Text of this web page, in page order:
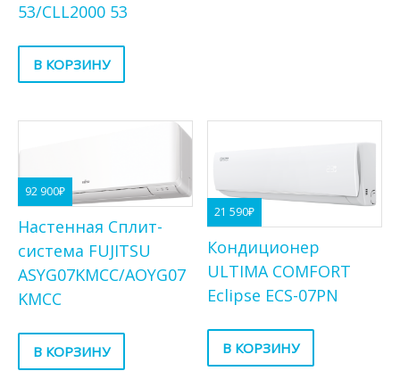
53/CLL2000 53
В КОРЗИНУ
92 900₽
Настенная Сплит-
система FUJITSU
ASYG07KMCC/AOYG07
KMCC
В КОРЗИНУ
21 590₽
Кондиционер
ULTIMA COMFORT
Eclipse ECS-07PN
В КОРЗИНУ